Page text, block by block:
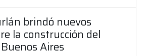
brindó nuevos
la construcción del
Aires